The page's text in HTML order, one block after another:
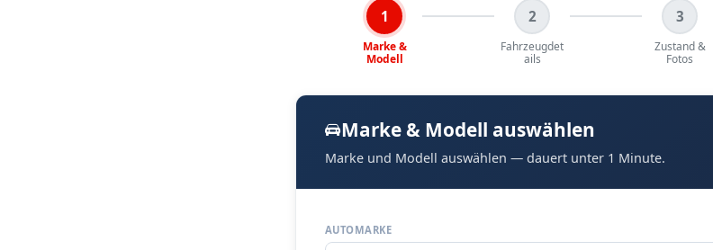
1
Marke &
Modell
2
Fahrzeugdet
ails
3
Zustand &
Fotos
Marke & Modell auswählen
Marke und Modell auswählen — dauert unter 1 Minute.
AUTOMARKE